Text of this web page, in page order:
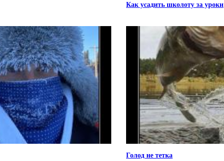
Как усадить школоту за уроки
Голод не тетка